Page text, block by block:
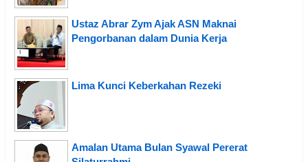
Ustaz Abrar Zym Ajak ASN Maknai
Pengorbanan dalam Dunia Kerja
Lima Kunci Keberkahan Rezeki
Amalan Utama Bulan Syawal Pererat